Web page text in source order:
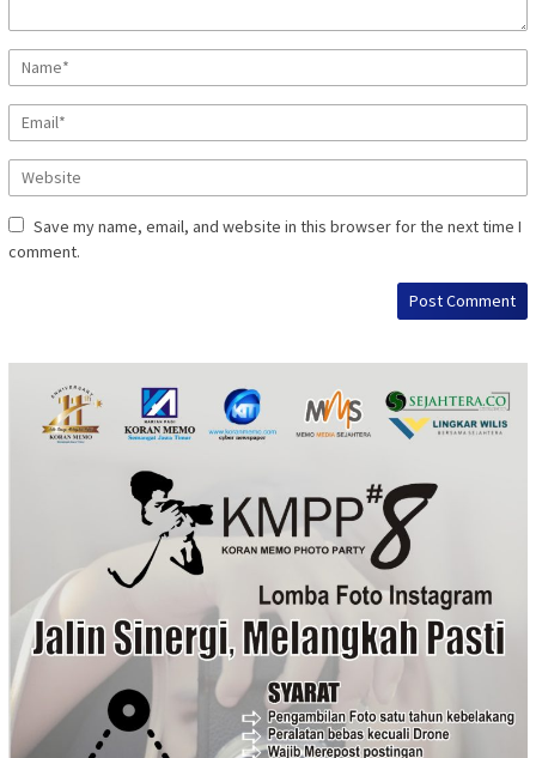
Save my name, email, and website in this browser for the next time I
comment.